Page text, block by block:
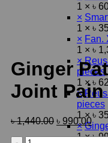
1 × ৳
×
1 × ৳
× Fan.
1 × ৳
×
pieces
1 ×৳
×
pieces
1 ×৳
×
1 ×৳
Ginger
Joint Pain
৳1,440.00 ৳ 990.00
Ginger